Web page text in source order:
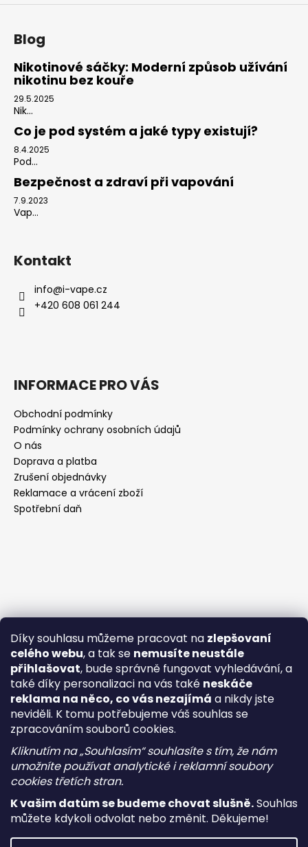
Díky souhlasu můžeme pracovat na zlepšovaní
celého webu, a tak se nemusíte neustále
přihlašovat, bude správně fungovat vyhledávání, a
také díky personalizaci na vás také neskáče
reklama na něco, co vás nezajímá a nikdy jste
neviděli. K tomu potřebujeme váš souhlas se
zpracováním souborů cookies.
Kliknutím na „Souhlasím“ souhlasíte s tím, že nám
umožníte používat analytické i reklamní soubory
cookies třetích stran.
K vašim datům se budeme chovat slušně.Souhlas
můžete kdykoli odvolat nebo změnit. Děkujeme!
Blog
Nikotinové sáčky: Moderní způsob užívání
nikotinu bez kouře
29.5.2025
Nik...
Co je pod systém a jaké typy existují?
8.4.2025
Pod...
Bezpečnost a zdraví při vapování
7.9.2023
Vap...
Kontakt
info@i-vape.cz
+420 608 061 244
INFORMACE PRO VÁS
Obchodní podmínky
Podmínky ochrany osobních údajů
O nás
Doprava a platba
Zrušení objednávky
Reklamace a vrácení zboží
Spotřební daň